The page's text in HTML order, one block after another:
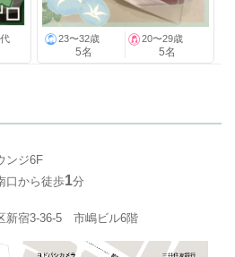
23〜32歳
5名
20〜29歳
5名
ンジ6F
口から徒歩1分
新宿3-36-5 市嶋ビル6階